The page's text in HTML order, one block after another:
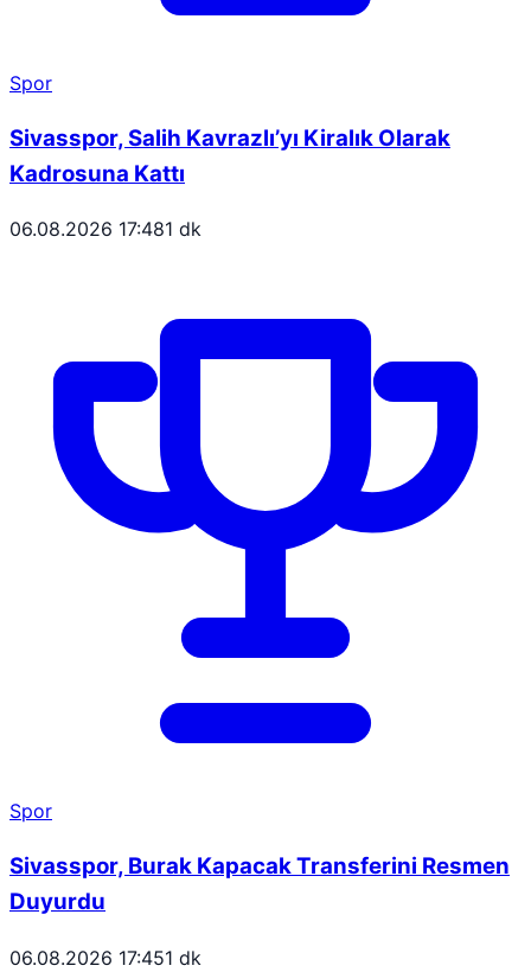
Spor
Sivasspor, Salih Kavrazlı’yı Kiralık Olarak
Kadrosuna Kattı
06.08.2026 17:481 dk
Spor
Sivasspor, Burak Kapacak Transferini Resmen
Duyurdu
06.08.2026 17:451 dk